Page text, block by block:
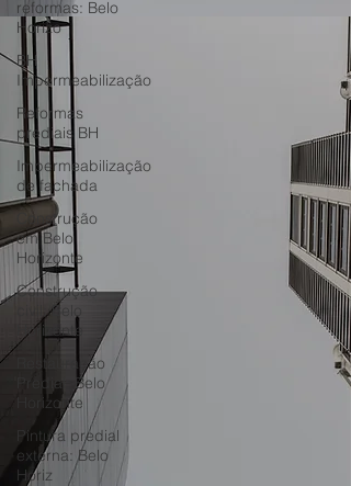
reformas: Belo
Horizo
BH
Impermeabilização
Reformas
prediais BH
Impermeabilização
de fachada
Construção
em Belo
Horizonte
Construção
civil: Belo
Horizonte
Restauração
Predial: Belo
Horizonte
Pintura predial
externa: Belo
Horiz